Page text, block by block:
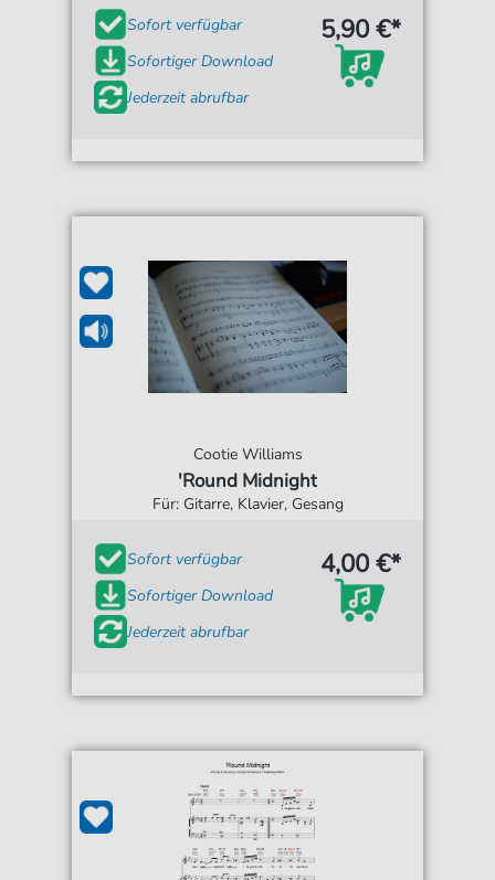
Sofort verfügbar
Sofortiger Download
Jederzeit abrufbar
5,90 €*
Cootie Williams
'Round Midnight
Für: Gitarre, Klavier, Gesang
Sofort verfügbar
Sofortiger Download
Jederzeit abrufbar
4,00 €*